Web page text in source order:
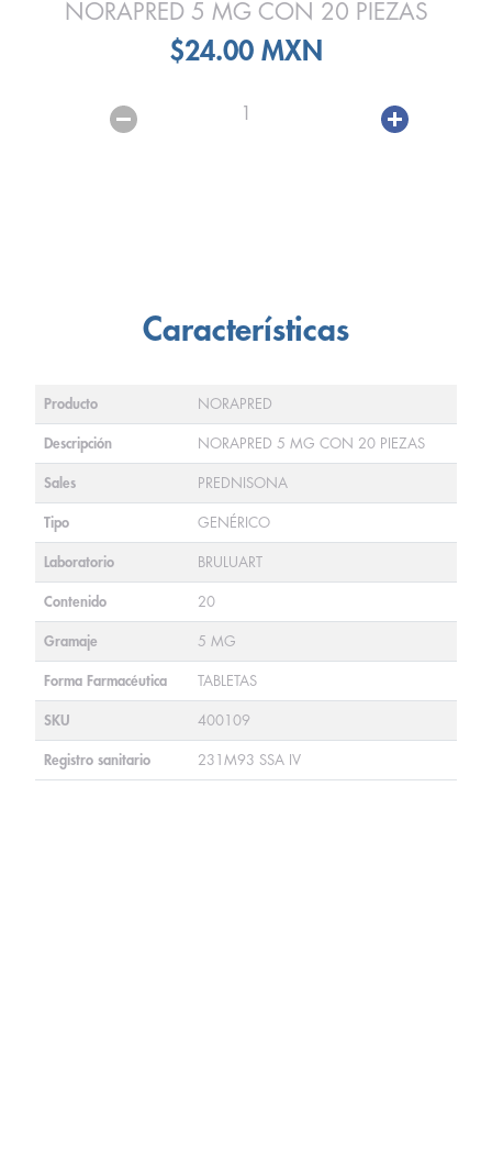
NORAPRED 5 MG CON 20 PIEZAS
$24.00 MXN
1
Características
Producto NORAPRED
Descripción NORAPRED 5 MG CON 20 PIEZAS
Sales PREDNISONA
Tipo GENÉRICO
Laboratorio BRULUART
Contenido 20
Gramaje 5 MG
Forma Farmacéutica TABLETAS
SKU 400109
Registro sanitario 231M93 SSA IV